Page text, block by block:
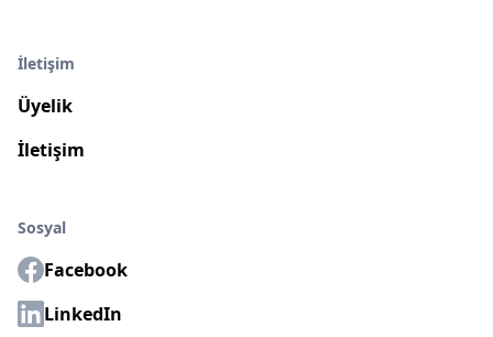
İletişim
Üyelik
İletişim
Sosyal
Facebook
LinkedIn